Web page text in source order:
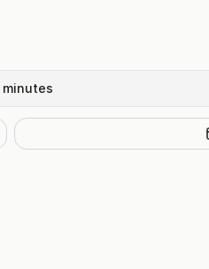
minutes